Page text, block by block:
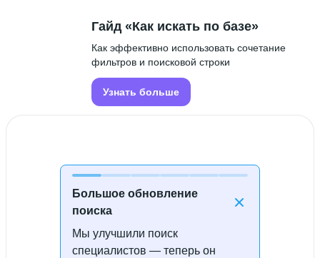
Большое обновление
поиска
Мы улучшили поиск
специалистов — теперь он
Гайд «Как искать по базе»
Как эффективно использовать сочетание
фильтров и поисковой строки
Узнать больше
Специалисты не найдены